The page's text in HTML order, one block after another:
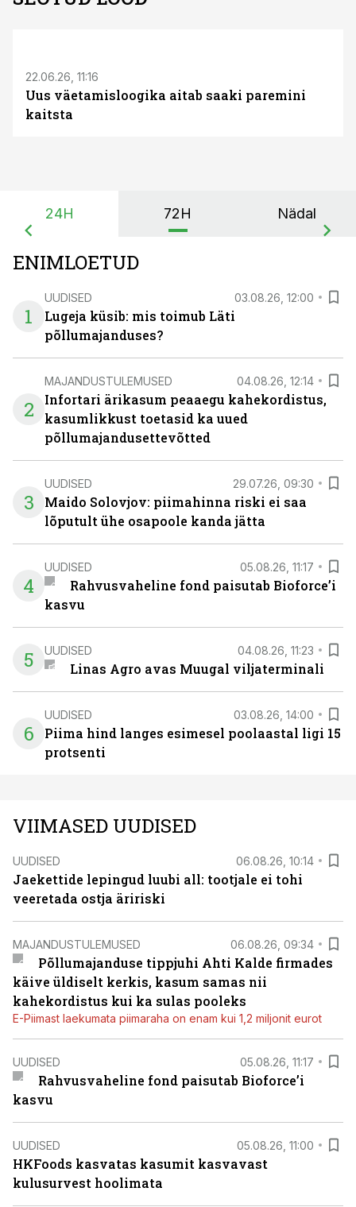
22.06.26, 11:16
Uus väetamisloogika aitab saaki paremini
kaitsta
24H 72H Nädal
ENIMLOETUD
1
UUDISED 03.08.26, 12:00
Lugeja küsib: mis toimub Läti
põllumajanduses?
2
MAJANDUSTULEMUSED 04.08.26, 12:14
Infortari ärikasum peaaegu kahekordistus,
kasumlikkust toetasid ka uued
põllumajandusettevõtted
3
UUDISED 29.07.26, 09:30
Maido Solovjov: piimahinna riski ei saa
lõputult ühe osapoole kanda jätta
4
UUDISED 05.08.26, 11:17
Rahvusvaheline fond paisutab Bioforce’i
kasvu
5 UUDISED 04.08.26, 11:23
Linas Agro avas Muugal viljaterminali
6
UUDISED 03.08.26, 14:00
Piima hind langes esimesel poolaastal ligi 15
protsenti
VIIMASED UUDISED
UUDISED 06.08.26, 10:14
Jaekettide lepingud luubi all: tootjale ei tohi
veeretada ostja äririski
MAJANDUSTULEMUSED 06.08.26, 09:34
Põllumajanduse tippjuhi Ahti Kalde firmades
käive üldiselt kerkis, kasum samas nii
kahekordistus kui ka sulas pooleks
E-Piimast laekumata piimaraha on enam kui 1,2 miljonit eurot
UUDISED 05.08.26, 11:17
Rahvusvaheline fond paisutab Bioforce’i
kasvu
UUDISED 05.08.26, 11:00
HKFoods kasvatas kasumit kasvavast
kulusurvest hoolimata